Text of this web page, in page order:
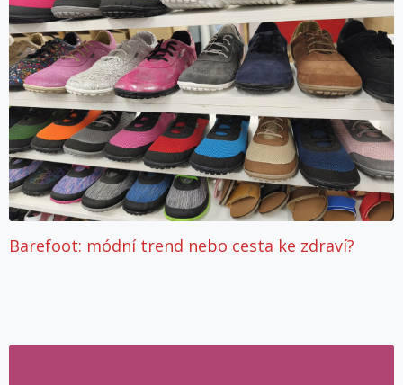
Barefoot: módní trend nebo cesta ke zdraví?